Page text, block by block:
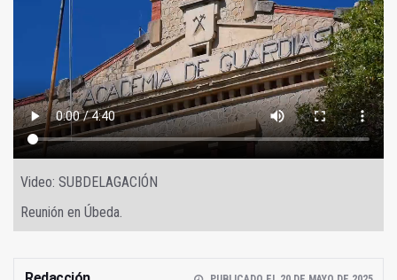
Video: SUBDELAGACIÓN
Reunión en Úbeda.